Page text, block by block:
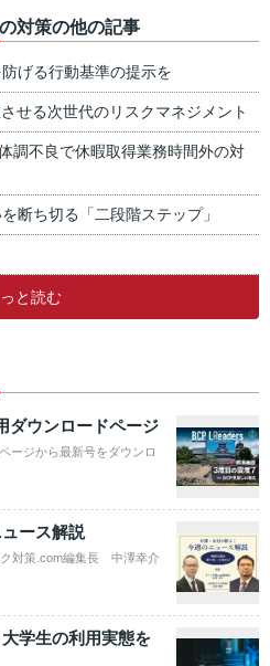
対策の他の記事
げる行動基準の提示を
せる次世代のリスクマネジメント
調不良で休暇取得業務時間外の対
断ち切る「二段階ステップ」
と読む
ダウンロードページ
ージから最新号をダウンロ
ース解説
対策.com編集長 中澤幸介
学生の利用実態を